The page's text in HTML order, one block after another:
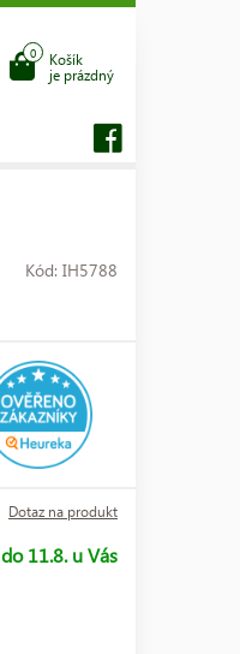
Košík
je prázdný
0
Kód: IH5788
Dotaz na produkt
do 11.8. u Vás